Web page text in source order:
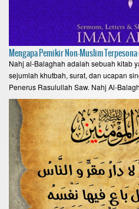
Mengapa Pemikir Non-Muslim
Nahj al-Balaghah adalah sebuah kitab
sejumlah khutbah, surat, dan ucapan
Penerus Rasulullah Saw. Nahj Al-